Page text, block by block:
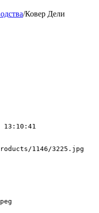
/Ковер Дели
13:10:41
1146/3225.jpg